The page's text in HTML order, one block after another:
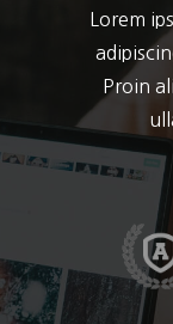
Lorem
Proin